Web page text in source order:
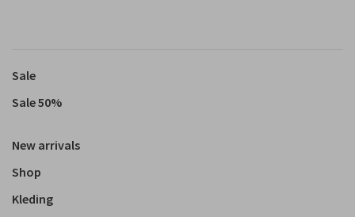
Sale
Sale 50%
New arrivals
Shop
Kleding